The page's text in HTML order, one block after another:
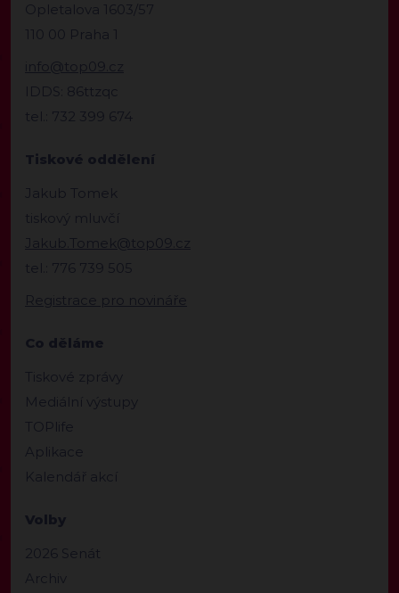
Opletalova 1603/57
110 00 Praha 1
info@top09.cz
IDDS: 86ttzqc
tel.: 732 399 674
Tiskové oddělení
Jakub Tomek
tiskový mluvčí
Jakub.Tomek@top09.cz
tel.: 776 739 505
Registrace pro novináře
Co děláme
Tiskové zprávy
Mediální výstupy
TOPlife
Aplikace
Kalendář akcí
Volby
2026 Senát
Archiv